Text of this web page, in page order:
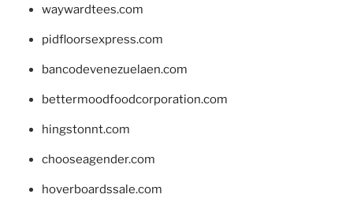
waywardtees.com
pidfloorsexpress.com
bancodevenezuelaen.com
bettermoodfoodcorporation.com
hingstonnt.com
chooseagender.com
hoverboardssale.com